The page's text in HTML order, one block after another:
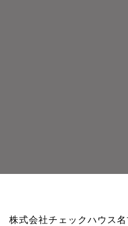
株式会社チェックハウス